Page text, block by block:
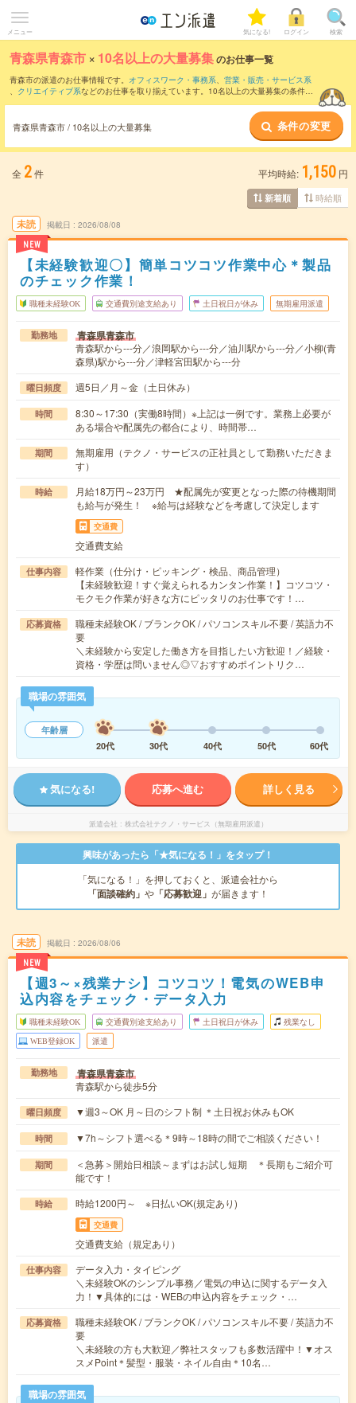
メニュー 気になる! ログイン 検索
青森県青森市 × 10名以上の大量募集のお仕事一覧
青森市の派遣のお仕事情報です。 オフィスワーク・事務系、 営業・販売・サービス系
、 クリエイティブ系などのお仕事を取り揃えています。10名以上の大量募集の条件の
青森県青森市 / 10名以上の大量募集 条件の変更
全 2件 平均時給: 1,150 円
新着順 時給順
未読
NEW
掲載日 2026/08/08
【未経験歓迎〇】簡単コツコツ作業中心＊製品
のチェック作業！
職種未経験OK 交通費別途支給あり 土日祝日が休み 無期雇用派遣
勤務地 青森県青森市
青森駅から---分／浪岡駅から---分／油川駅から---分／小柳(青
森県)駅から---分／津軽宮田駅から---分
曜日頻度 週5日／月～金（土日休み）
時間
8:30～17:30（実働8時間）※上記は一例です。業務上必要が
ある場合や配属先の都合により、時間帯…
期間
無期雇用（テクノ・サービスの正社員として勤務いただきま
す）
時給
月給18万円～23万円 ★配属先が変更となった際の待機期間
も給与が発生！ ※給与は経験などを考慮して決定します
交通費
交通費支給
仕事内容
軽作業（仕分け・ピッキング・検品、商品管理）
【未経験歓迎！すぐ覚えられるカンタン作業！】コツコツ・
モクモク作業が好きな方にピッタリのお仕事です！…
応募資格
職種未経験OK / ブランクOK / パソコンスキル不要 / 英語力不
要
＼未経験から安定した働き方を目指したい方歓迎！／経験・
資格・学歴は問いません◎▽おすすめポイントリク…
職場の雰囲気
年齢層
20代
30代 40代 50代 60代
気になる! 応募へ進む 詳しく見る
派遣会社 株式会社テクノ・サービス（無期雇用派遣）
興味があったら「★気になる！」をタップ！
「気になる！」を押しておくと、派遣会社から
「面談確約」 や 「応募歓迎」 が届きます！
未読
NEW
掲載日 2026/08/06
【週3～×残業ナシ】コツコツ！電気のWEB申
込内容をチェック・データ入力
職種未経験OK 交通費別途支給あり 土日祝日が休み 残業なし
WEB登録OK 派遣
勤務地 青森県青森市
青森駅から徒歩5分
曜日頻度 ▼週3～OK 月～日のシフト制 ＊土日祝お休みもOK
時間 ▼7h～シフト選べる＊9時～18時の間でご相談ください！
期間
＜急募＞開始日相談～まずはお試し短期 ＊長期もご紹介可
能です！
時給 時給1200円～ ※日払いOK(規定あり)
交通費
交通費支給（規定あり）
仕事内容
データ入力・タイピング
＼未経験OKのシンプル事務／電気の申込に関するデータ入
力！▼具体的には・WEBの申込内容をチェック・…
応募資格
職種未経験OK / ブランクOK / パソコンスキル不要 / 英語力不
要
＼未経験の方も大歓迎／弊社スタッフも多数活躍中！▼オス
スメPoint＊髪型・服装・ネイル自由＊10名…
職場の雰囲気